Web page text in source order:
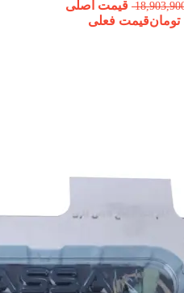
قیمت اصلی
تومانقیمت فعلی